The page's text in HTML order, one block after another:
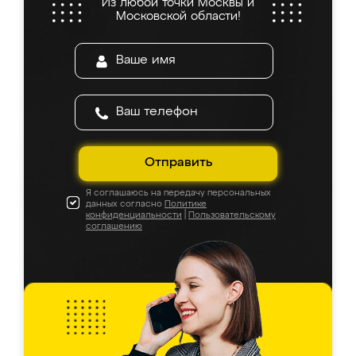
Из любой точки Москвы и
Московской области!
Отправить
Я соглашаюсь на передачу персональных
данных согласно Политике
конфиденциальности
Пользовательскому
соглашению